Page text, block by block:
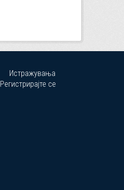
Истражувања
Регистрирајте се